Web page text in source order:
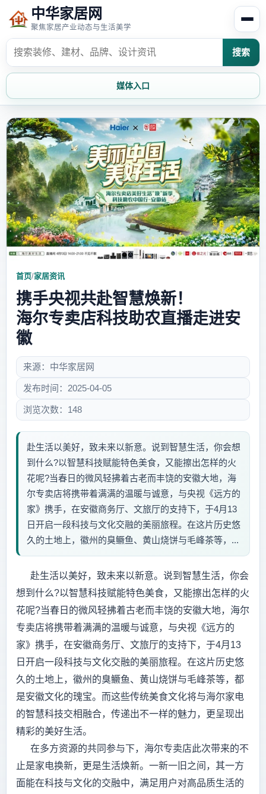
中华家居网
聚焦家居产业动态与生活美学
搜索
媒体入口
首页 家居资讯
家居风水 家居欣赏
时尚饰家 装修设计
家具知识 家居文化
家装攻略 创意家居
首页/家居资讯
携手央视共赴智慧焕新！
海尔专卖店科技助农直播走进安
徽
来源：中华家居网
发布时间：2025-04-05
浏览次数：148
赴生活以美好，致未来以新意。说到智慧生活，你会想
到什么?以智慧科技赋能特色美食，又能擦出怎样的火
花呢?当春日的微风轻拂着古老而丰饶的安徽大地，海
尔专卖店将携带着满满的温暖与诚意，与央视《远方的
家》携手，在安徽商务厅、文旅厅的支持下，于4月13
日开启一段科技与文化交融的美丽旅程。在这片历史悠
久的土地上，徽州的臭鳜鱼、黄山烧饼与毛峰茶等，...
赴生活以美好，致未来以新意。说到智慧生活，你会
想到什么?以智慧科技赋能特色美食，又能擦出怎样的火
花呢?当春日的微风轻拂着古老而丰饶的安徽大地，海尔
专卖店将携带着满满的温暖与诚意，与央视《远方的
家》携手，在安徽商务厅、文旅厅的支持下，于4月13
日开启一段科技与文化交融的美丽旅程。在这片历史悠
久的土地上，徽州的臭鳜鱼、黄山烧饼与毛峰茶等，都
是安徽文化的瑰宝。而这些传统美食文化将与海尔家电
的智慧科技交相融合，传递出不一样的魅力，更呈现出
精彩的美好生活。
在多方资源的共同参与下，海尔专卖店此次带来的不
止是家电换新，更是生活焕新。一新一旧之间，其一方
面能在科技与文化的交融中，满足用户对高品质生活的